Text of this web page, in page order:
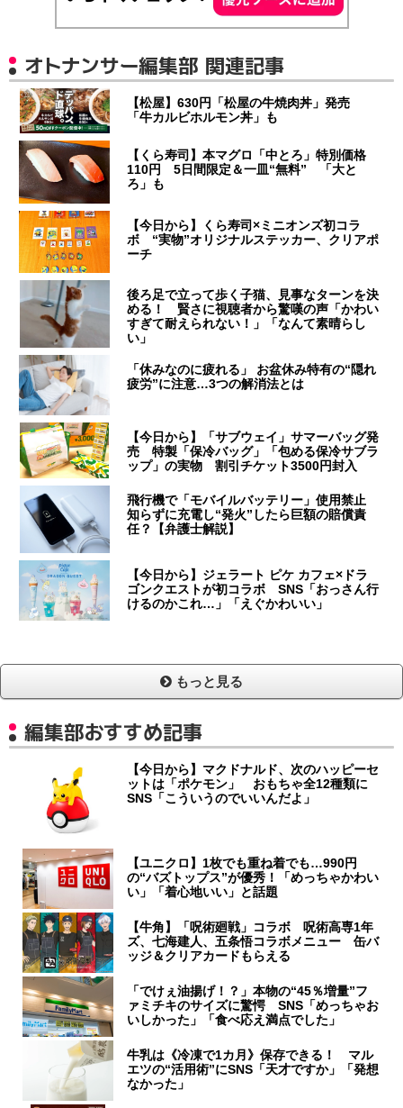
オトナンサー編集部 関連記事
【松屋】630円「松屋の牛焼肉丼」発売
「牛カルビホルモン丼」も
【くら寿司】本マグロ「中とろ」特別価格
110円 5日間限定＆一皿“無料” 「大と
ろ」も
【今日から】くら寿司×ミニオンズ初コラ
ボ “実物”オリジナルステッカー、クリアポ
ーチ
後ろ足で立って歩く子猫、見事なターンを決
める！ 賢さに視聴者から驚嘆の声「かわい
すぎて耐えられない！」「なんて素晴らし
い」
「休みなのに疲れる」 お盆休み特有の“隠れ
疲労”に注意…3つの解消法とは
【今日から】「サブウェイ」サマーバッグ発
売 特製「保冷バッグ」「包める保冷サブラ
ップ」の実物 割引チケット3500円封入
飛行機で「モバイルバッテリー」使用禁止
知らずに充電し“発火”したら巨額の賠償責
任？【弁護士解説】
【今日から】ジェラート ピケ カフェ×ドラ
ゴンクエストが初コラボ SNS「おっさん行
けるのかこれ…」「えぐかわいい」
もっと見る
編集部おすすめ記事
【今日から】マクドナルド、次のハッピーセ
ットは「ポケモン」 おもちゃ全12種類に
SNS「こういうのでいいんだよ」
【ユニクロ】1枚でも重ね着でも…990円
の“バズトップス”が優秀！「めっちゃかわい
い」「着心地いい」と話題
【牛角】「呪術廻戦」コラボ 呪術高専1年
ズ、七海建人、五条悟コラボメニュー 缶バ
ッジ＆クリアカードもらえる
「でけぇ油揚げ！？」本物の“45％増量”フ
ァミチキのサイズに驚愕 SNS「めっちゃお
いしかった」「食べ応え満点でした」
牛乳は《冷凍で1カ月》保存できる！ マル
エツの“活用術”にSNS「天才ですか」「発想
なかった」